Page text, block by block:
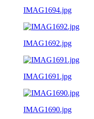
IMAG1694.jpg
IMAG1692.jpg
IMAG1691.jpg
IMAG1690.jpg